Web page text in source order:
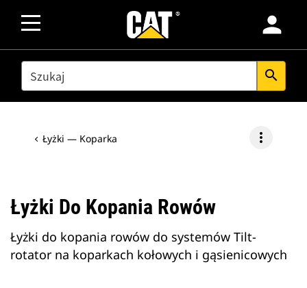
person
SEARCH search
Łyżki — Koparka more_vert
Łyżki Do Kopania Rowów
Łyżki do kopania rowów do systemów Tilt-
rotator na koparkach kołowych i gąsienicowych